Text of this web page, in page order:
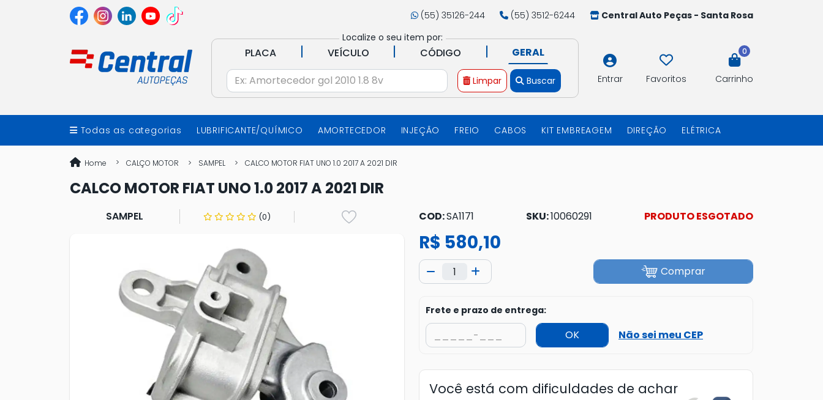
(55) 35126-244 (55) 3512-6244
Central Auto Peças - Santa Rosa
Localize o seu item por:
PLACA | VEÍCULO | CÓDIGO | GERAL
Limpar Buscar Entrar Favoritos
0
Carrinho
Todas as categorias LUBRIFICANTE/QUÍMICO AMORTECEDOR INJEÇÃO FREIO CABOS KIT EMBREAGEM DIREÇÃO ELÉTRICA
Home CALÇO MOTOR SAMPEL CALCO MOTOR FIAT UNO 1.0 2017 A 2021 DIR
CALCO MOTOR FIAT UNO 1.0 2017 A 2021 DIR
SAMPEL (0) COD:SA1171 SKU:10060291 PRODUTO ESGOTADO
R$ 580,10
Comprar
Frete e prazo de entrega:
OK Não sei meu CEP
Você está com dificuldades de achar